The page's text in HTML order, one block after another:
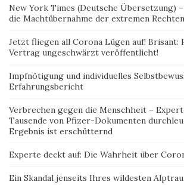
New York Times (Deutsche Übersetzung)
die Machtübernahme der extremen
Jetzt fliegen all Corona Lügen auf! Brisant:
Vertrag ungeschwärzt veröffentlicht!
Impfnötigung und individuelles
Erfahrungsbericht
Verbrechen gegen die Menschheit –
Tausende von Pfizer-Dokumenten
Ergebnis ist erschütternd
Experte deckt auf: Die Wahrheit über
Ein Skandal jenseits Ihres wildesten